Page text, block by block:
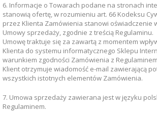
6. Informacje o Towarach podane na stronach
stanowią ofertę, w rozumieniu art. 66 Kodeksu
przez Klienta Zamówienia stanowi oświadczenie
Umowy sprzedaży, zgodnie z treścią Regulaminu.
Umowę traktuje się za zawartą z momentem
Klienta do systemu informatycznego Sklepu
warunkiem zgodności Zamówienia z
Klient otrzymuje wiadomość e-mail zawierającą
wszystkich istotnych elementów Zamówienia.
7. Umowa sprzedaży zawierana jest w języku
Regulaminem.